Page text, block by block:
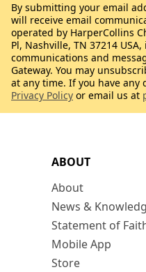
ABOUT
About
News &
Statement of
Mobile App
Store
By submitting your email
will receive email
operated by HarperCollins
Pl, Nashville, TN 37214
communications and
Gateway. You may
at any time. If you have any
Privacy Policy or email us at